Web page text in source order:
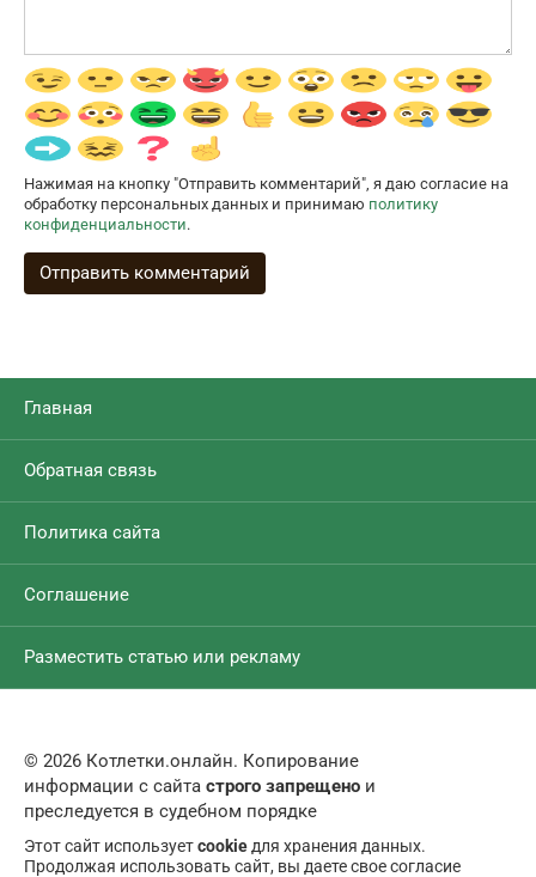
Нажимая на кнопку "Отправить комментарий", я даю согласие на
обработку персональных данных и принимаю политику
конфиденциальности.
Главная
Обратная связь
Политика сайта
Соглашение
Разместить статью или рекламу
© 2026 Котлетки.онлайн. Копирование
информации с сайта строго запрещено и
преследуется в судебном порядке
Этот сайт используетcookieдля хранения данных.
Продолжая использовать сайт, вы даете свое согласие